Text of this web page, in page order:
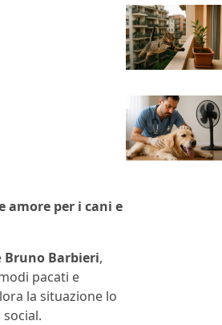
amore per i cani e
Bruno Barbieri,
pacati e
la situazione lo